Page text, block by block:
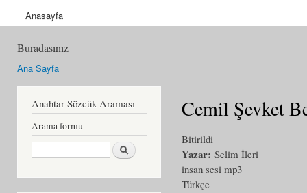
Anasayfa
Buradasınız
Ana Sayfa
Anahtar Sözcük Araması
Arama formu
Ara
Cemil Şevket
Bitirildi
Yazar: Selim İleri
insan sesi mp3
Türkçe